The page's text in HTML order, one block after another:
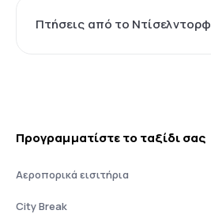
Πτήσεις από το Ντίσελντορφ
Προγραμματίστε το ταξίδι σας
Αεροπορικά εισιτήρια
City Break